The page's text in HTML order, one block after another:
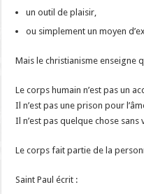
un outil de plaisir,
ou simplement un moyen
Mais le christianisme enseigne
Le corps humain n’est pas un
Il n’est pas une prison pour
Il n’est pas quelque chose sans
Le corps fait partie de la
Saint Paul écrit :